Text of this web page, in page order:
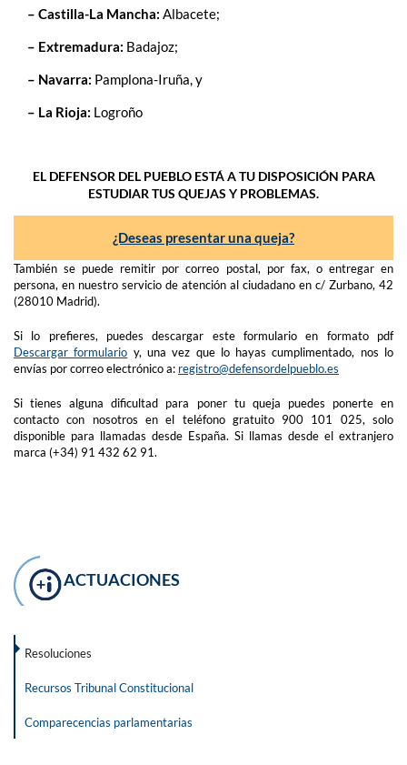
– Castilla-La Mancha: Albacete;
– Extremadura: Badajoz;
– Navarra: Pamplona-Iruña, y
– La Rioja: Logroño
EL DEFENSOR DEL PUEBLO ESTÁ A TU DISPOSICIÓN PARA
ESTUDIAR TUS QUEJAS Y PROBLEMAS.
¿Deseas presentar una queja?
También se puede remitir por correo postal, por fax, o entregar en
persona, en nuestro servicio de atención al ciudadano en c/ Zurbano, 42
(28010 Madrid).
Si lo prefieres, puedes descargar este formulario en formato pdf
Descargar formulario y, una vez que lo hayas cumplimentado, nos lo
envías por correo electrónico a: registro@defensordelpueblo.es
Si tienes alguna dificultad para poner tu queja puedes ponerte en
contacto con nosotros en el teléfono gratuito 900 101 025, solo
disponible para llamadas desde España. Si llamas desde el extranjero
marca (+34) 91 432 62 91.
ACTUACIONES
Resoluciones
Recursos Tribunal Constitucional
Comparecencias parlamentarias